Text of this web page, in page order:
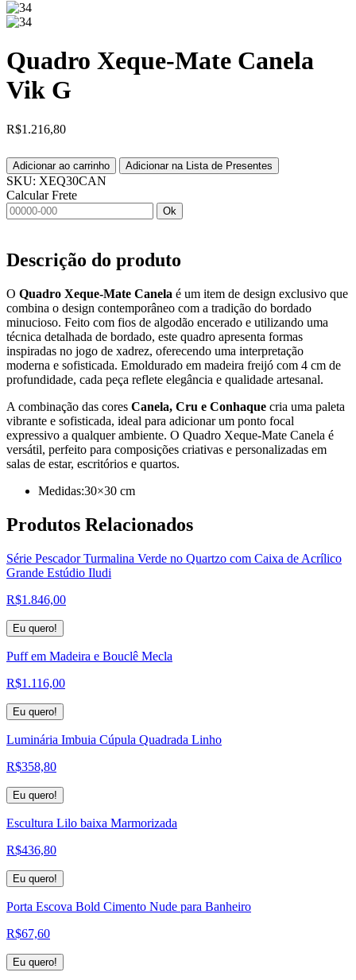
Quadro Xeque-Mate Canela
Vik G
R$1.216,80
Adicionar ao carrinho Adicionar na Lista de Presentes
SKU: XEQ30CAN
Calcular Frete
Ok
Descrição do produto
O Quadro Xeque-Mate Canela é um item de design exclusivo que
combina o design contemporâneo com a tradição do bordado
minucioso. Feito com fios de algodão encerado e utilizando uma
técnica detalhada de bordado, este quadro apresenta formas
inspiradas no jogo de xadrez, oferecendo uma interpretação
moderna e sofisticada. Emoldurado em madeira freijó com 4 cm de
profundidade, cada peça reflete elegância e qualidade artesanal.
A combinação das cores Canela, Cru e Conhaque cria uma paleta
vibrante e sofisticada, ideal para adicionar um ponto focal
expressivo a qualquer ambiente. O Quadro Xeque-Mate Canela é
versátil, perfeito para composições criativas e personalizadas em
salas de estar, escritórios e quartos.
Medidas:30×30 cm
Produtos Relacionados
Série Pescador Turmalina Verde no Quartzo com Caixa de Acrílico
Grande Estúdio Iludi
R$1.846,00
Eu quero!
Puff em Madeira e Bouclê Mecla
R$1.116,00
Eu quero!
Luminária Imbuia Cúpula Quadrada Linho
R$358,80
Eu quero!
Escultura Lilo baixa Marmorizada
R$436,80
Eu quero!
Porta Escova Bold Cimento Nude para Banheiro
R$67,60
Eu quero!